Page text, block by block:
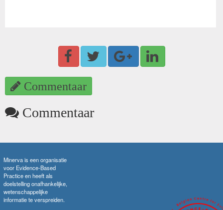
Commentaar
Commentaar
Minerva is een organisatie
voor Evidence-Based
Practice en heeft als
doelstelling onafhankelijke,
wetenschappelijke
informatie te verspreiden.